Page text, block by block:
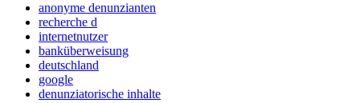
anonyme denunzianten
recherche d
internetnutzer
banküberweisung
deutschland
google
denunziatorische inhalte